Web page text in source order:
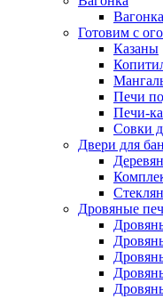
Готовим с
Казаны
Печи
Печи-
Совки
Двери для
Дровяные